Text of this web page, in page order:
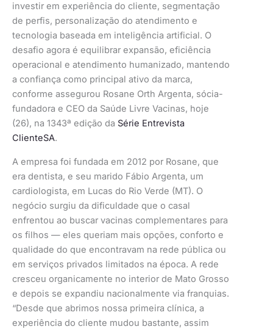
investir em experiência do cliente, segmentação
de perfis, personalização do atendimento e
tecnologia baseada em inteligência artificial. O
desafio agora é equilibrar expansão, eficiência
operacional e atendimento humanizado, mantendo
a confiança como principal ativo da marca,
conforme assegurou Rosane Orth Argenta, sócia-
fundadora e CEO da Saúde Livre Vacinas, hoje
(26), na 1343ª edição da Série Entrevista
ClienteSA.
A empresa foi fundada em 2012 por Rosane, que
era dentista, e seu marido Fábio Argenta, um
cardiologista, em Lucas do Rio Verde (MT). O
negócio surgiu da dificuldade que o casal
enfrentou ao buscar vacinas complementares para
os filhos — eles queriam mais opções, conforto e
qualidade do que encontravam na rede pública ou
em serviços privados limitados na época. A rede
cresceu organicamente no interior de Mato Grosso
e depois se expandiu nacionalmente via franquias.
“Desde que abrimos nossa primeira clínica, a
experiência do cliente mudou bastante, assim